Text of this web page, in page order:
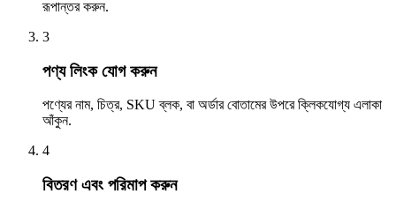
রূপান্তর করুন.
3
পণ্য লিংক যোগ করুন
পণ্যের নাম, চিত্র, SKU ব্লক, বা অর্ডার বোতামের উপরে ক্লিকযোগ্য এলাকা
আঁকুন.
4
বিতরণ এবং পরিমাপ করুন